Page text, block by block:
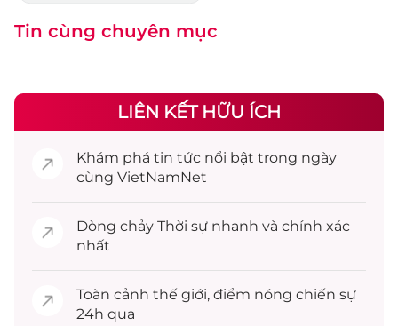
Tin cùng chuyên mục
LIÊN KẾT HỮU ÍCH
Khám phá tin tức nổi bật trong ngày
cùng VietNamNet
Dòng chảy Thời sự nhanh và chính xác
nhất
Toàn cảnh thế giới, điểm nóng chiến sự
24h qua